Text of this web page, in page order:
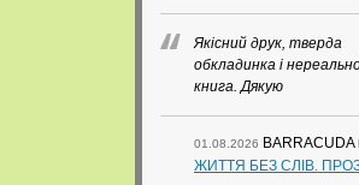
Якісний друк, тверда
обкладинка і
книга. Дякую
01.08.2026 BARRACUDA
ЖИТТЯ БЕЗ СЛІВ.